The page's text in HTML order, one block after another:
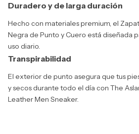
Duradero y de larga duración
Hecho con materiales premium, el
Negra de Punto y Cuero está diseñada
uso diario.
Transpirabilidad
El exterior de punto asegura que tus
y secos durante todo el día con The
Leather Men Sneaker.